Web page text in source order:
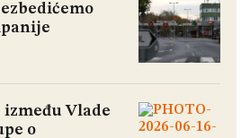
između Vlade
o